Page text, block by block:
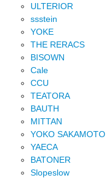
ULTERIOR
ssstein
YOKE
THE RERACS
BISOWN
Cale
CCU
TEATORA
BAUTH
MITTAN
YOKO SAKAMOTO
YAECA
BATONER
Slopeslow